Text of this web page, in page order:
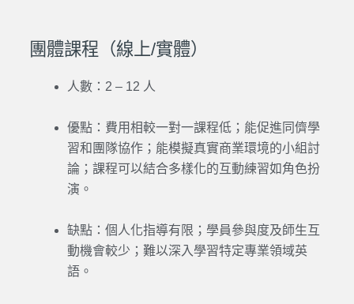
團體課程（線上/實體）
人數：2 – 12 人
優點：費用相較一對一課程低；能促進同儕學
習和團隊協作；能模擬真實商業環境的小組討
論；課程可以結合多樣化的互動練習如角色扮
演。
缺點：個人化指導有限；學員參與度及師生互
動機會較少；難以深入學習特定專業領域英
語。